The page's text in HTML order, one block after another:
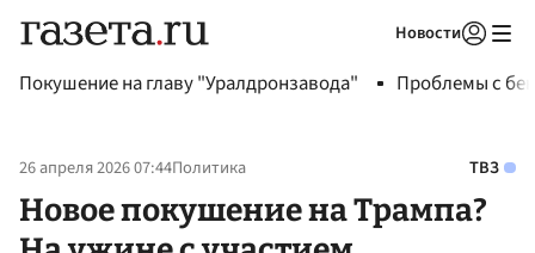
Новости
Покушение на главу "Уралдронзавода" Проблемы с
26 апреля 2026 07:44Политика ТВЗ
Новое покушение на Трампа?